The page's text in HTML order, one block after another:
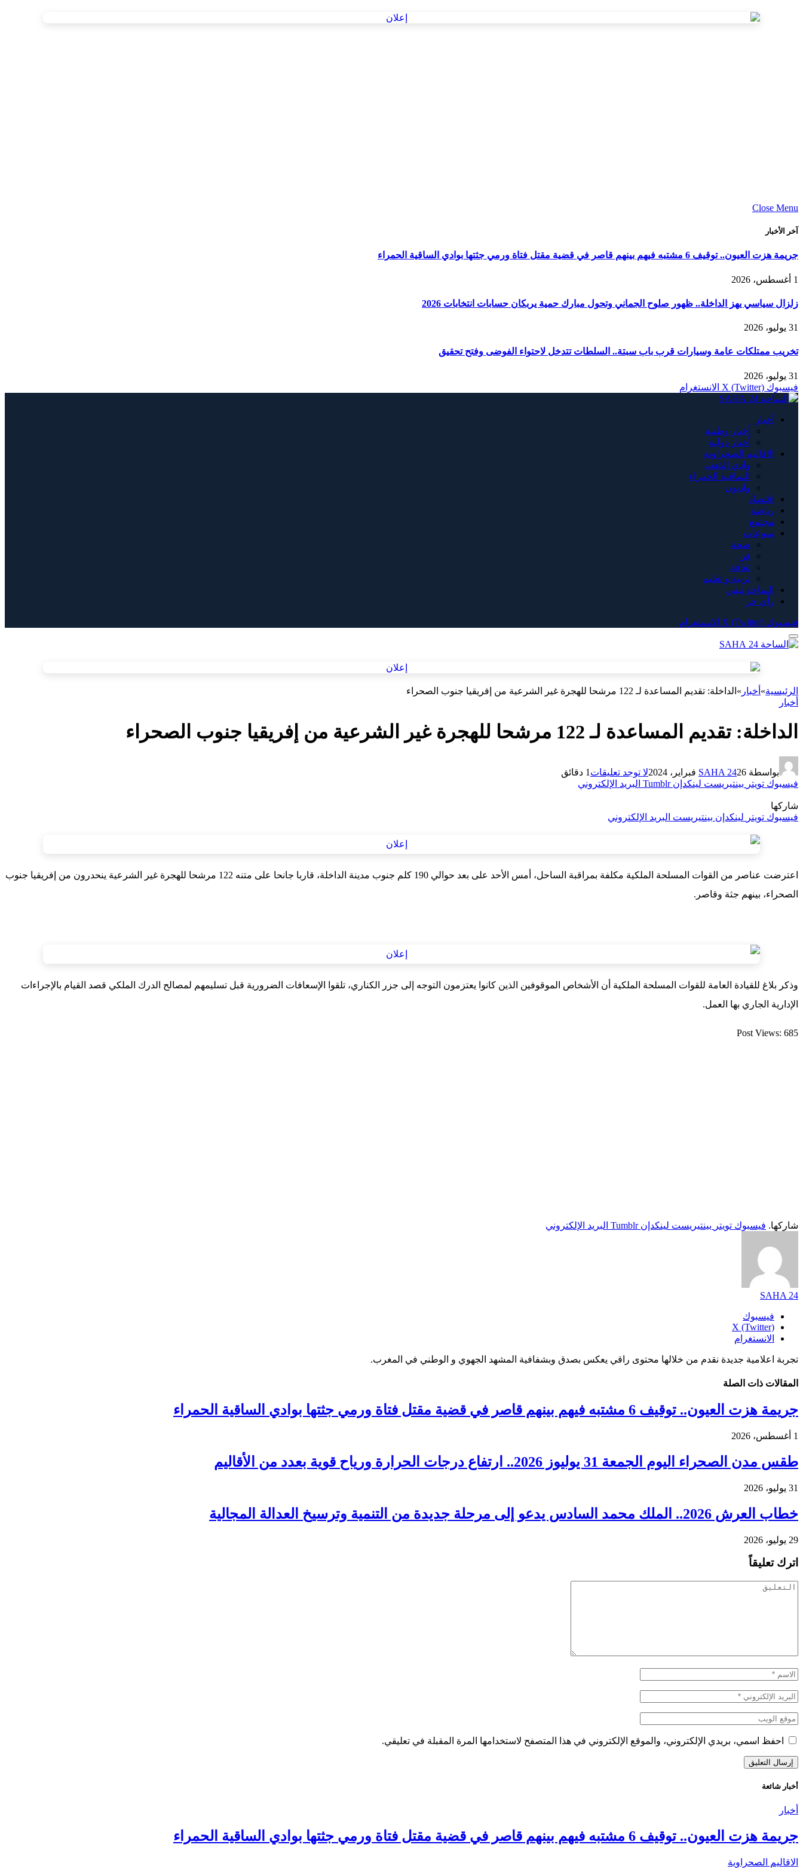
Close Menu
آخر الأخبار
جريمة هزت العيون.. توقيف 6 مشتبه فيهم بينهم قاصر في قضية مقتل فتاة ورمي جثتها بوادي الساقية الحمراء
1 أغسطس، 2026
زلزال سياسي يهز الداخلة.. ظهور صلوح الجماني وتحول مبارك حمية يربكان حسابات انتخابات 2026
31 يوليو، 2026
تخريب ممتلكات عامة وسيارات قرب باب سبتة.. السلطات تتدخل لاحتواء الفوضى وفتح تحقيق
31 يوليو، 2026
فيسبوك X (Twitter) الانستغرام
أخبار
أخبار وطنية
أخبار دولية
الاقاليم الصحراوية
وادي الذهب
الساقية الحمراء
وادنون
اقتصاد
رياضة
مجتمع
منوعات
صحة
فن
ثقافة
تربية و تعليم
الساحة تيفي
رأي حر
فيسبوك X (Twitter) الانستغرام
الرئيسية» أخبار » الداخلة: تقديم المساعدة لـ 122 مرشحا للهجرة غير الشرعية من إفريقيا جنوب الصحراء
أخبار
الداخلة: تقديم المساعدة لـ 122 مرشحا للهجرة غير الشرعية من إفريقيا جنوب الصحراء
بواسطة SAHA 2426 فبراير، 2024 لا توجد تعليقات 1 دقائق
فيسبوك تويتر بينتيريست لينكدإن Tumblr البريد الإلكتروني
شاركها
فيسبوك تويتر لينكدإن بينتيريست البريد الإلكتروني
اعترضت عناصر من القوات المسلحة الملكية مكلفة بمراقبة الساحل، أمس الأحد على بعد حوالي 190 كلم جنوب مدينة الداخلة، قاربا جانحا على متنه 122 مرشحا للهجرة غير الشرعية ينحدرون من إفريقيا جنوب
الصحراء، بينهم جثة وقاصر.
وذكر بلاغ للقيادة العامة للقوات المسلحة الملكية أن الأشخاص الموقوفين الذين كانوا يعتزمون التوجه إلى جزر الكناري، تلقوا الإسعافات الضرورية قبل تسليمهم لمصالح الدرك الملكي قصد القيام بالإجراءات
الإدارية الجاري بها العمل.
Post Views: 685
شاركها. فيسبوك تويتر بينتيريست لينكدإن Tumblr البريد الإلكتروني
SAHA 24
فيسبوك
X (Twitter)
الانستغرام
تجربة اعلامية جديدة نقدم من خلالها محتوى راقي يعكس بصدق وبشفافية المشهد الجهوي و الوطني في المغرب.
المقالات ذات الصلة
جريمة هزت العيون.. توقيف 6 مشتبه فيهم بينهم قاصر في قضية مقتل فتاة ورمي جثتها بوادي الساقية الحمراء
1 أغسطس، 2026
طقس مدن الصحراء اليوم الجمعة 31 يوليوز 2026.. ارتفاع درجات الحرارة ورياح قوية بعدد من الأقاليم
31 يوليو، 2026
خطاب العرش 2026.. الملك محمد السادس يدعو إلى مرحلة جديدة من التنمية وترسيخ العدالة المجالية
29 يوليو، 2026
اترك تعليقاً
احفظ اسمي، بريدي الإلكتروني، والموقع الإلكتروني في هذا المتصفح لاستخدامها المرة المقبلة في تعليقي.
أخبار شائعة
أخبار
جريمة هزت العيون.. توقيف 6 مشتبه فيهم بينهم قاصر في قضية مقتل فتاة ورمي جثتها بوادي الساقية الحمراء
الاقاليم الصحراوية